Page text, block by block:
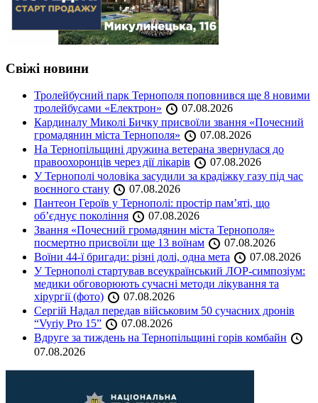
Свіжі новини
Тролейбусний парк Тернополя поповнився ще 8 новими
тролейбусами «Електрон»
07.08.2026
Кардиналу Миколі Бичку присвоїли звання «Почесний
громадянин міста Тернополя»
07.08.2026
На Тернопільщині дружина ветерана звернулася до
правоохоронців через дії лікарів
07.08.2026
У Тернополі чоловіка засудили за крадіжку газу під час
воєнного стану
07.08.2026
Пантеон Героїв у Тернополі: простір пам’яті, що
об’єднує покоління
07.08.2026
Звання «Почесний громадянин міста Тернополя»
посмертно присвоїли ще 13 воїнам
07.08.2026
Воїни 44-ї бригади: різні долі, одна мета
07.08.2026
У Тернополі стартував всеукраїнський ЛОР-симпозіум:
медики обговорюють сучасні методи лікування та
хірургії (фото)
07.08.2026
Сергій Надал передав військовим 50 сучасних дронів
“Vyriy Pro 15”
07.08.2026
Вдруге за тиждень на Тернопільщині горів комбайн
07.08.2026